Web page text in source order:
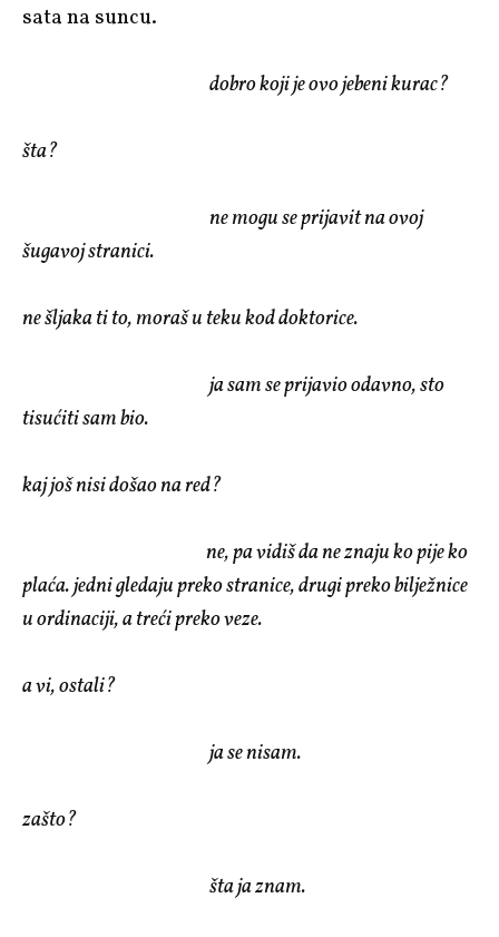
sata na suncu.
dobro koji je ovo jebeni kurac?
šta?
ne mogu se prijavit na ovoj
šugavoj stranici.
ne šljaka ti to, moraš u teku kod doktorice.
ja sam se prijavio odavno, sto
tisućiti sam bio.
kaj još nisi došao na red?
ne, pa vidiš da ne znaju ko pije ko
plaća. jedni gledaju preko stranice, drugi preko bilježnice
u ordinaciji, a treći preko veze.
a vi, ostali?
ja se nisam.
zašto?
šta ja znam.